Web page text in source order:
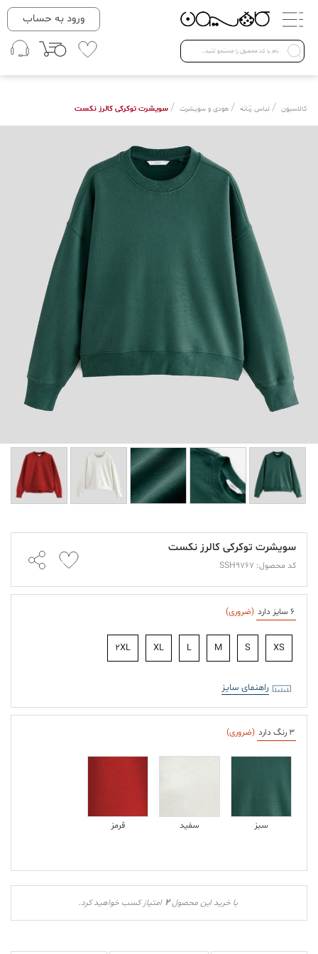
دسته بندی ها
Open submenu ( لباس زنانه )
لباس زنانه
لباس مردانه
ورود به حساب
کالاسیون / لباس زنانه / هودی و سویشرت / سویشرت توکرکی کالرز نکست
سویشرت توکرکی کالرز نکست
کد محصول: SSH9767
6 سایز دارد (ضروری)
XS
S
M
L
XL
2XL
راهنمای سایز
3 رنگ دارد (ضروری)
سبز سفید قرمز
با خرید این محصول2 امتیاز کسب خواهید کرد.